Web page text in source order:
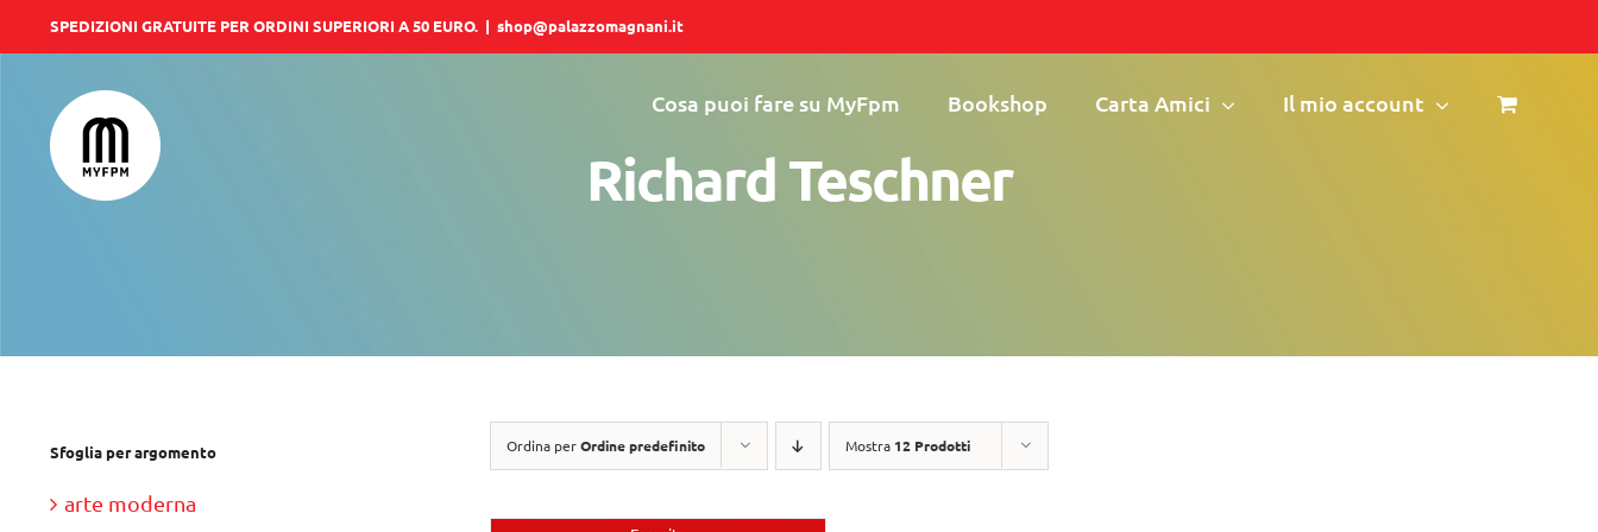
al
contenuto
SPEDIZIONI GRATUITE PER ORDINI SUPERIORI A 50 EURO. | shop@palazzomagnani.it
Cosa puoi fare su MyFpm Bookshop Carta Amici Il mio account
Richard Teschner
Ordina perOrdine predefinito Mostra 12 Prodotti
Sfoglia per argomento
arte moderna